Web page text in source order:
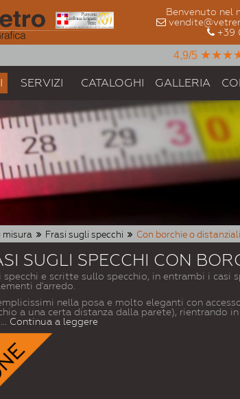
Benvenuto nel
+39
4,9/5
SERVIZI CATALOGHI GALLERIA
misura Frasi sugli specchi Con borchie o distanziali
SUGLI SPECCHI CON
e scritte sullo specchio, in entrambi i
d'arredo.
nella posa e molto eleganti con
a una certa distanza dalla parete), rientrando
... Continua a leggere